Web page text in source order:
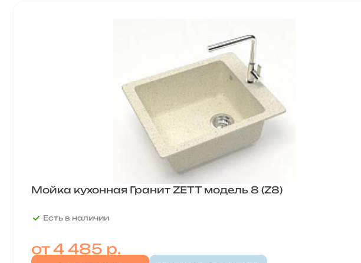
Мойка кухонная Гранит ZETT модель 8 (Z8)
Есть в наличии
от4 485 р.